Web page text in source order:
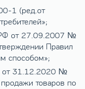
1 (ред.от
РФ от 27.09.2007 №
Правил
способом»;
от 31.12.2020 №
товаров по